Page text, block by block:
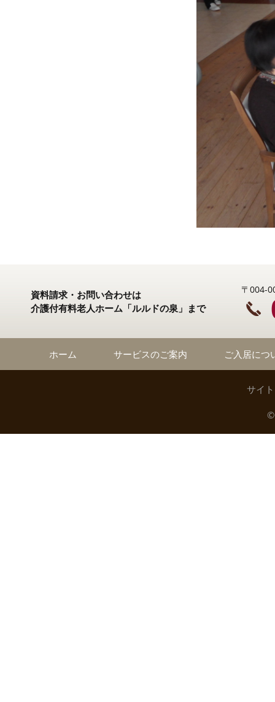
資料請求・お問い合わせは
介護付有料老人ホーム「ルルドの泉」まで
〒004-
ホーム サービスのご案内 ご入居につ
サイ
©